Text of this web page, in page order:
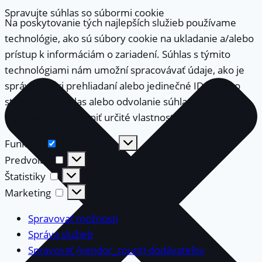
Spravujte súhlas so súbormi cookie
Na poskytovanie tých najlepších služieb používame
technológie, ako sú súbory cookie na ukladanie a/alebo
prístup k informáciám o zariadení. Súhlas s týmito
technológiami nám umožní spracovávať údaje, ako je
správanie pri prehliadaní alebo jedinečné ID na tejto
stránke. Nesúhlas alebo odvolanie súhlasu môže
nepriaznivo ovplyvniť určité vlastnosti a funkcie.
Funkčné
Vždy aktívny
Predvoľby
Predvoľby
Štatistiky
Štatistiky
Marketing
Marketing
Spravovať možnosti
Správa služieb
Spravovať {vendor_count} dodávateľov